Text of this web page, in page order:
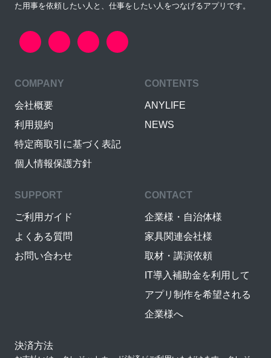
た用事を依頼したい人と、仕事をしたい人をつなげるアプリです。
COMPANY
会社概要
利用規約
特定商取引に基づく表記
個人情報保護方針
CONTENTS
ANYLIFE
NEWS
SUPPORT
ご利用ガイド
よくある質問
お問い合わせ
CONTACT
企業様・自治体様
家具関連会社様
取材・講演依頼
IT導入補助金を利用して
アプリ制作を希望される
企業様へ
決済方法